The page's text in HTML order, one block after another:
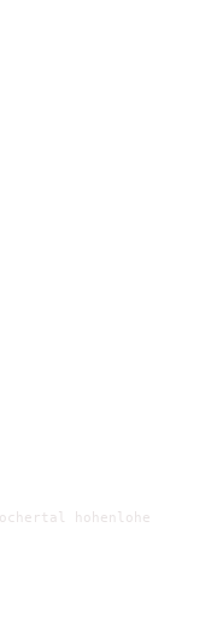
hohenlohe